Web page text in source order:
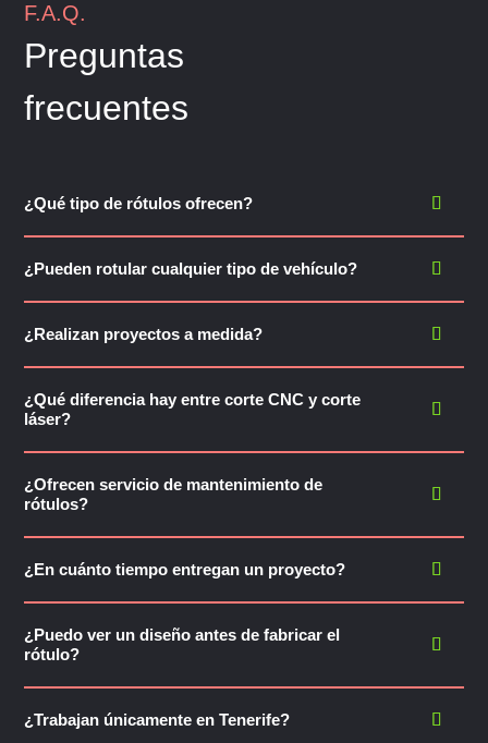
F.A.Q.
Preguntas
frecuentes
¿Qué tipo de rótulos ofrecen?
¿Pueden rotular cualquier tipo de vehículo?
¿Realizan proyectos a medida?
¿Qué diferencia hay entre corte CNC y corte
láser?
¿Ofrecen servicio de mantenimiento de
rótulos?
¿En cuánto tiempo entregan un proyecto?
¿Puedo ver un diseño antes de fabricar el
rótulo?
¿Trabajan únicamente en Tenerife?